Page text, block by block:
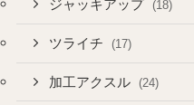
ジャッキアップ (18)
ツライチ (17)
加工アクスル (24)